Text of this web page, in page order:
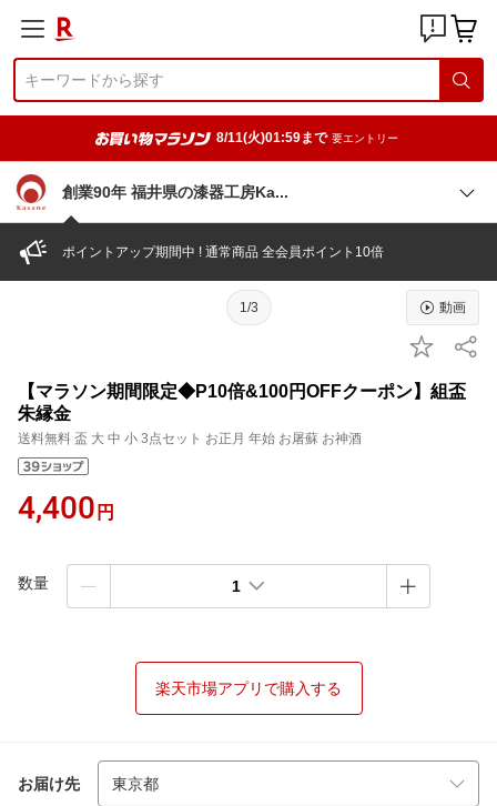
8/11(火)01:59まで 要エントリー
創業90年 福井県の漆器工房Ka
ポイントアップ期間中 ! 通常商品 全会員ポイント10倍
1/3 動画
【マラソン期間限定◆P10倍&100円OFFクーポン】組盃
朱縁金
送料無料 盃 大 中 小 3点セット お正月 年始 お屠蘇 お神酒
4,400 円
数量 1
楽天市場アプリで購入する
お届け先